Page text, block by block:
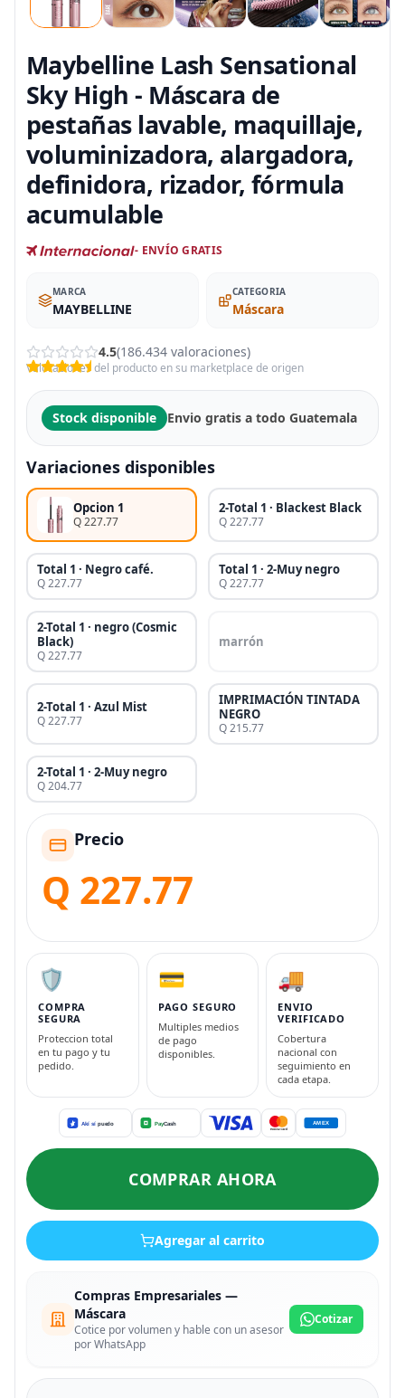
Maybelline Lash Sensational
Sky High - Máscara de
pestañas lavable, maquillaje,
voluminizadora, alargadora,
definidora, rizador, fórmula
acumulable
- ENVÍO GRATIS
MARCA
MAYBELLINE
CATEGORIA
Máscara
4.5(186.434 valoraciones)
Valoraciones del producto en su marketplace de origen
Stock disponible Envio gratis a todo Guatemala
Variaciones disponibles
Opcion 1
Q 227.77
2-Total 1 · Blackest Black
Q 227.77
Total 1 · Negro café.
Q 227.77
Total 1 · 2-Muy negro
Q 227.77
2-Total 1 · negro (Cosmic
Black)
Q 227.77
marrón
2-Total 1 · Azul Mist
Q 227.77
IMPRIMACIÓN TINTADA
NEGRO
Q 215.77
2-Total 1 · 2-Muy negro
Q 204.77
Precio
Q 227.77
🛡️
COMPRA
SEGURA
Proteccion total
en tu pago y tu
pedido.
💳
PAGO SEGURO
Multiples medios
de pago
disponibles.
🚚
ENVIO
VERIFICADO
Cobertura
nacional con
seguimiento en
cada etapa.
COMPRAR AHORA
Agregar al carrito
Compras Empresariales —
Máscara
Cotice por volumen y hable con un asesor
por WhatsApp
Cotizar